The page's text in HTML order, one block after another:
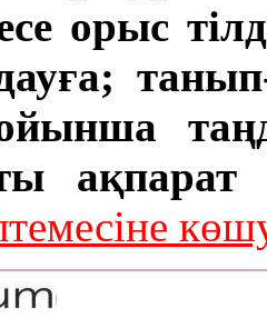
орыс
ақпарат